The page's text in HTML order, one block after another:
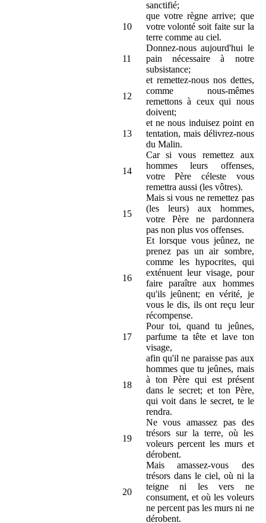
sanctifié;
10
que votre règne arrive; que
votre volonté soit faite sur la
terre comme au ciel.
11
Donnez-nous aujourd'hui le
pain nécessaire à notre
subsistance;
12
et remettez-nous nos dettes,
comme nous-mêmes
remettons à ceux qui nous
doivent;
13
et ne nous induisez point en
tentation, mais délivrez-nous
du Malin.
14
Car si vous remettez aux
hommes leurs offenses,
votre Père céleste vous
remettra aussi (les vôtres).
15
Mais si vous ne remettez pas
(les leurs) aux hommes,
votre Père ne pardonnera
pas non plus vos offenses.
16
Et lorsque vous jeûnez, ne
prenez pas un air sombre,
comme les hypocrites, qui
exténuent leur visage, pour
faire paraître aux hommes
qu'ils jeûnent; en vérité, je
vous le dis, ils ont reçu leur
récompense.
17
Pour toi, quand tu jeûnes,
parfume ta tête et lave ton
visage,
18
afin qu'il ne paraisse pas aux
hommes que tu jeûnes, mais
à ton Père qui est présent
dans le secret; et ton Père,
qui voit dans le secret, te le
rendra.
19
Ne vous amassez pas des
trésors sur la terre, où les
voleurs percent les murs et
dérobent.
20
Mais amassez-vous des
trésors dans le ciel, où ni la
teigne ni les vers ne
consument, et où les voleurs
ne percent pas les murs ni ne
dérobent.